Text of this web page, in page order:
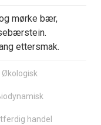
mørke bær,
ettersmak.
Økologisk
handel